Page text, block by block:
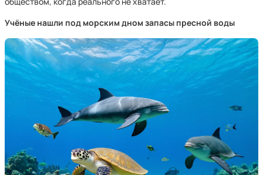
Учёные нашли под морским дном запасы пресной воды